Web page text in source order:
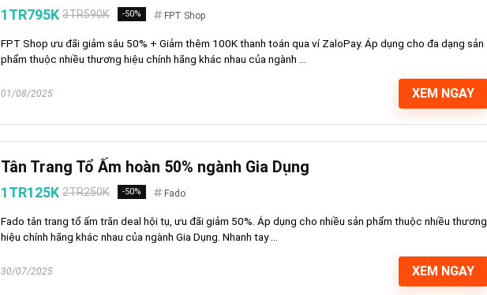
1TR795K 3TR590K -50% FPT Shop
FPT Shop ưu đãi giảm sâu 50% + Giảm thêm 100K thanh toán qua ví ZaloPay. Áp dụng cho đa dạng sản
phẩm thuộc nhiều thương hiệu chính hãng khác nhau của ngành ...
01/08/2025 XEM NGAY
Tân Trang Tổ Ấm hoàn 50% ngành Gia Dụng
1TR125K 2TR250K -50% Fado
Fado tân trang tổ ấm trăn deal hội tụ, ưu đãi giảm 50%. Áp dụng cho nhiều sản phẩm thuộc nhiều thương
hiệu chính hãng khác nhau của ngành Gia Dụng. Nhanh tay ...
30/07/2025 XEM NGAY